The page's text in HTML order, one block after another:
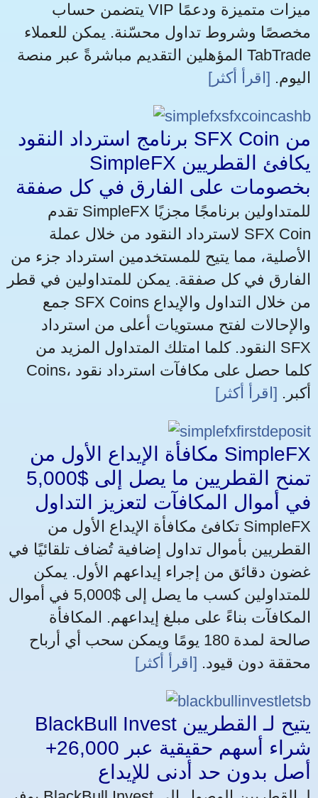
يتضمن حساب VIP ميزات متميزة ودعمًا
مخصصًا وشروط تداول محسّنة. يمكن للعملاء
المؤهلين التقديم مباشرةً عبر منصة TabTrade
اليوم. [اقرأ أكثر]
برنامج استرداد النقود SFX Coin من
SimpleFX يكافئ القطريين
بخصومات على الفارق في كل صفقة
تقدم SimpleFX للمتداولين برنامجًا مجزيًا
لاسترداد النقود من خلال عملة SFX Coin
الأصلية، مما يتيح للمستخدمين استرداد جزء من
الفارق في كل صفقة. يمكن للمتداولين في قطر
جمع SFX Coins من خلال التداول والإيداع
والإحالات لفتح مستويات أعلى من استرداد
النقود. كلما امتلك المتداول المزيد من SFX
Coins، كلما حصل على مكافآت استرداد نقود
أكبر. [اقرأ أكثر]
مكافأة الإيداع الأول من SimpleFX
تمنح القطريين ما يصل إلى $5,000
في أموال المكافآت لتعزيز التداول
تكافئ مكافأة الإيداع الأول من SimpleFX
القطريين بأموال تداول إضافية تُضاف تلقائيًا في
غضون دقائق من إجراء إيداعهم الأول. يمكن
للمتداولين كسب ما يصل إلى $5,000 في أموال
المكافآت بناءً على مبلغ إيداعهم. المكافأة
صالحة لمدة 180 يومًا ويمكن سحب أي أرباح
محققة دون قيود. [اقرأ أكثر]
BlackBull Invest يتيح لـ القطريين
شراء أسهم حقيقية عبر 26,000+
أصل بدون حد أدنى للإيداع